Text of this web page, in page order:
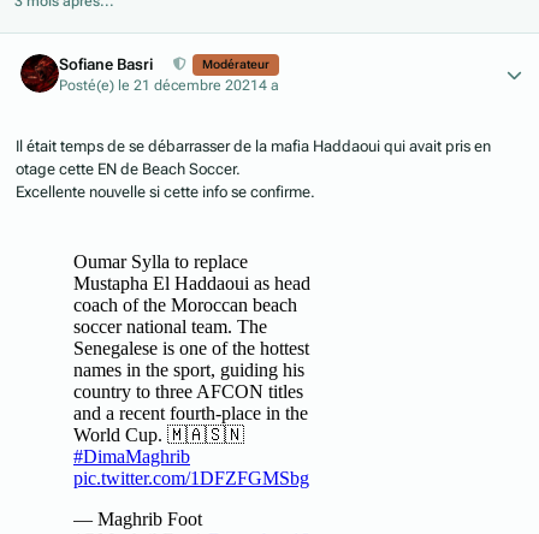
Sofiane Basri Modérateur
Posté(e) le 21 décembre 20214 a
Il était temps de se débarrasser de la mafia Haddaoui qui avait pris en
otage cette EN de Beach Soccer.
Excellente nouvelle si cette info se confirme.